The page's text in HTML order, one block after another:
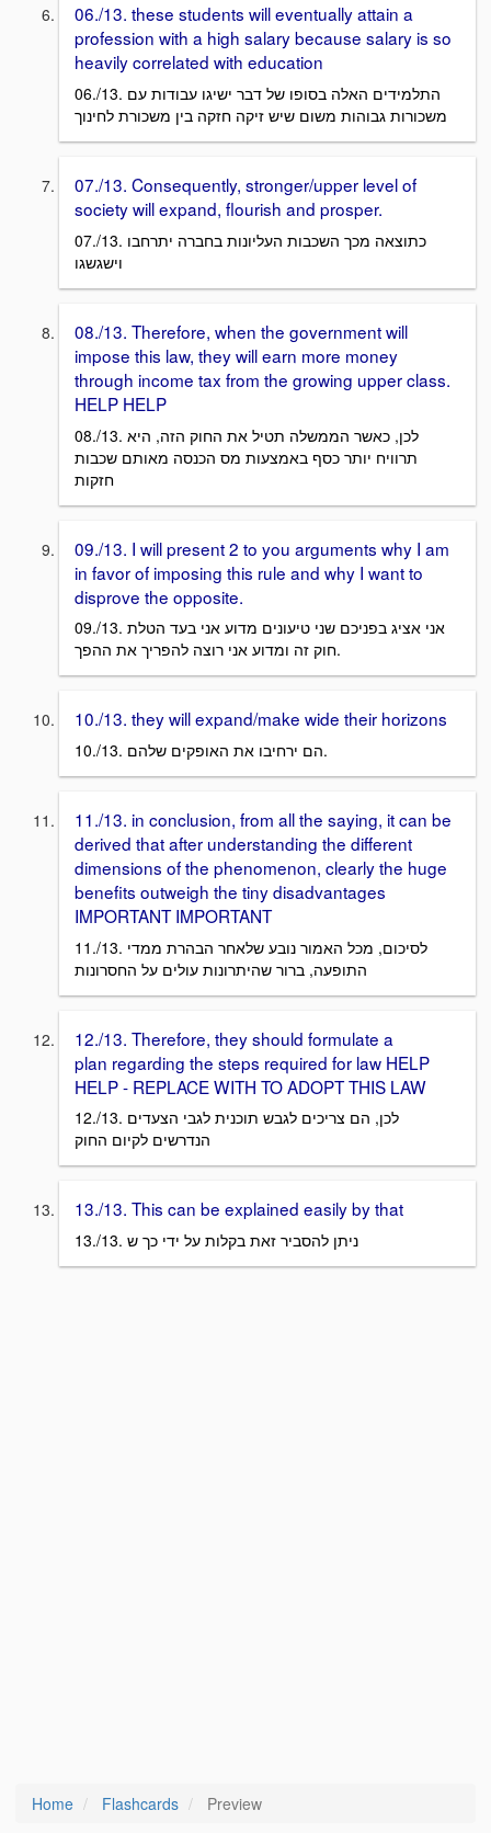
06./13. these students will eventually attain a
profession with a high salary because salary is so
heavily correlated with education
06./13. התלמידים האלה בסופו של דבר ישיגו עבודות עם
משכורות גבוהות משום שיש זיקה חזקה בין משכורת לחינוך
07./13. Consequently, stronger/upper level of
society will expand, flourish and prosper.
07./13. כתוצאה מכך השכבות העליונות בחברה יתרחבו
וישגשגו
08./13. Therefore, when the government will
impose this law, they will earn more money
through income tax from the growing upper class.
HELP HELP
08./13. לכן, כאשר הממשלה תטיל את החוק הזה, היא
תרוויח יותר כסף באמצעות מס הכנסה מאותם שכבות
חזקות
09./13. I will present 2 to you arguments why I am
in favor of imposing this rule and why I want to
disprove the opposite.
09./13. אני אציג בפניכם שני טיעונים מדוע אני בעד הטלת
חוק זה ומדוע אני רוצה להפריך את ההפך.
10./13. they will expand/make wide their horizons
10./13. הם ירחיבו את האופקים שלהם.
11./13. in conclusion, from all the saying, it can be
derived that after understanding the different
dimensions of the phenomenon, clearly the huge
benefits outweigh the tiny disadvantages
IMPORTANT IMPORTANT
11./13. לסיכום, מכל האמור נובע שלאחר הבהרת ממדי
התופעה, ברור שהיתרונות עולים על החסרונות
12./13. Therefore, they should formulate a
plan regarding the steps required for law HELP
HELP - REPLACE WITH TO ADOPT THIS LAW
12./13. לכן, הם צריכים לגבש תוכנית לגבי הצעדים
הנדרשים לקיום החוק
13./13. This can be explained easily by that
13./13. ניתן להסביר זאת בקלות על ידי כך ש
Home Flashcards Preview